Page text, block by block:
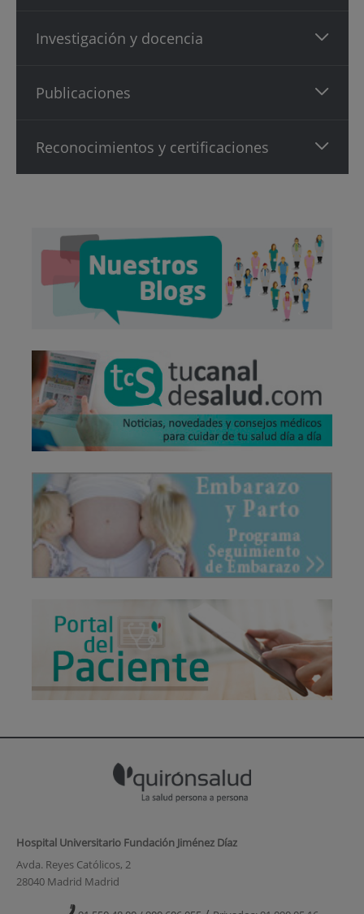
Investigación y docencia
Publicaciones
Reconocimientos y certificaciones
Hospital Universitario Fundación Jiménez Díaz
Avda. Reyes Católicos, 2
28040 Madrid Madrid